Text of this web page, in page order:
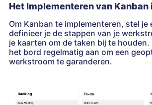
Het Implementeren van Kanban
Om Kanban te implementeren, stel je
definieer je de stappen van je
je kaarten om de taken bij te houden.
het bord regelmatig aan om een
werkstroom te garanderen.